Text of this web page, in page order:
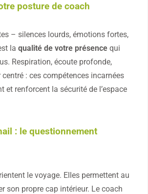
posture de coach
– silences lourds, émotions fortes,
la qualité de votre présence qui
Respiration, écoute profonde,
: ces compétences incarnées
et renforcent la sécurité de l’espace
: le questionnement
le voyage. Elles permettent au
son propre cap intérieur. Le coach